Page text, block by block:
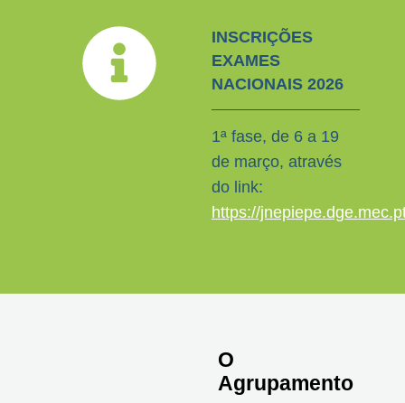
INSCRIÇÕES
EXAMES
NACIONAIS 2026
1ª fase, de 6 a 19
de março, através
do link:
https://
O
Agrupamento​